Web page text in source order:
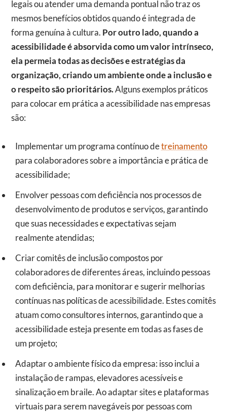
legais ou atender uma demanda pontual não traz os
mesmos benefícios obtidos quando é integrada de
forma genuína à cultura. Por outro lado, quando a
acessibilidade é absorvida como um valor intrínseco,
ela permeia todas as decisões e estratégias da
organização, criando um ambiente onde a inclusão e
o respeito são prioritários.Alguns exemplos práticos
para colocar em prática a acessibilidade nas empresas
são:
Implementar um programa contínuo detreinamento
para colaboradores sobre a importância e prática de
acessibilidade;
Envolver pessoas com deficiência nos processos de
desenvolvimento de produtos e serviços, garantindo
que suas necessidades e expectativas sejam
realmente atendidas;
Criar comitês de inclusão compostos por
colaboradores de diferentes áreas, incluindo pessoas
com deficiência, para monitorar e sugerir melhorias
contínuas nas políticas de acessibilidade. Estes comitês
atuam como consultores internos, garantindo que a
acessibilidade esteja presente em todas as fases de
um projeto;
Adaptar o ambiente físico da empresa: isso inclui a
instalação de rampas, elevadores acessíveis e
sinalização em braile. Ao adaptar sites e plataformas
virtuais para serem navegáveis por pessoas com